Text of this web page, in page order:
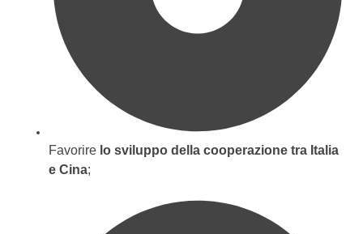
Favorire lo sviluppo della cooperazione tra Italia
e Cina;